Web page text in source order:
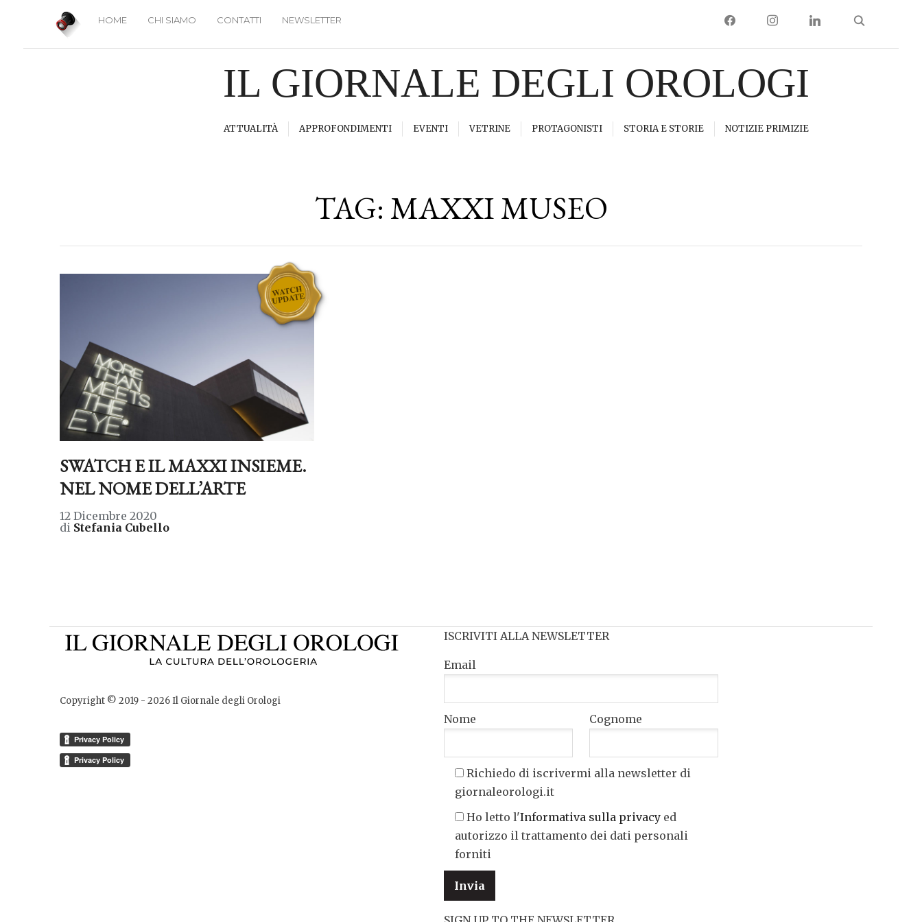
HOME CHI SIAMO CONTATTI NEWSLETTER FACEBOOKINSTAGRAMLINKEDIN
IL GIORNALE DEGLI OROLOGI
ATTUALITÀ APPROFONDIMENTI EVENTI VETRINE PROTAGONISTI STORIA E STORIE NOTIZIE PRIMIZIE
TAG: MAXXI MUSEO
SWATCH E IL MAXXI INSIEME.
NEL NOME DELL’ARTE
12 Dicembre 2020
di Stefania Cubello
Copyright © 2019 - 2026Il Giornale degli Orologi
ISCRIVITI ALLA NEWSLETTER
Email
Nome Cognome
Richiedo di iscrivermi alla newsletter di
giornaleorologi.it
Ho letto l'Informativa sulla privacy ed
autorizzo il trattamento dei dati personali
forniti